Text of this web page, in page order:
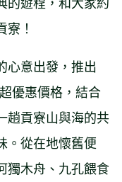
！
心意出發，推出
優惠價格，結合
趟貢寮山與海的共
。從在地懷舊便
獨木舟、九孔餵食